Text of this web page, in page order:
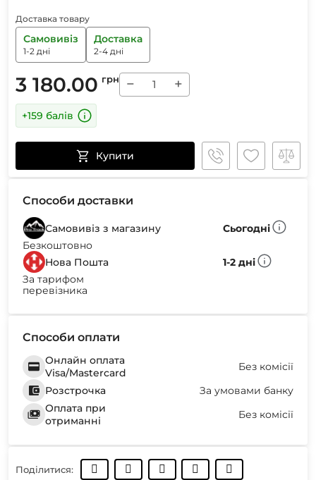
Доставка товару
Самовивіз
1-2 дні
Доставка
2-4 дні
3 180.00 грн − +
+159 балів
Купити
Способи доставки
Самовивіз з магазину
Сьогодні
Безкоштовно
Нова Пошта
1-2 дні
За тарифом
перевізника
Способи оплати
Онлайн оплата
Visa/Mastercard
Без комісії
Розстрочка
За умовами банку
Оплата при
отриманні
Без комісії
Поділитися: